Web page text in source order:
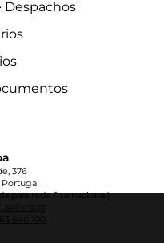
376
Portugal
para rede fixa nacional)
640 100